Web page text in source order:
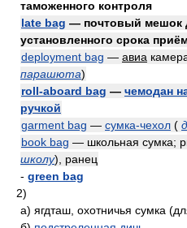
таможенного контроля
late bag — почтовый мешок
установленного срока
deployment bag — авиа
парашюта)
roll-aboard bag — чемодан
ручкой
garment bag — сумка-чехол (
book bag — школьная сумка;
школу), ранец
- green bag
2)
а) ягдташ, охотничья сумка